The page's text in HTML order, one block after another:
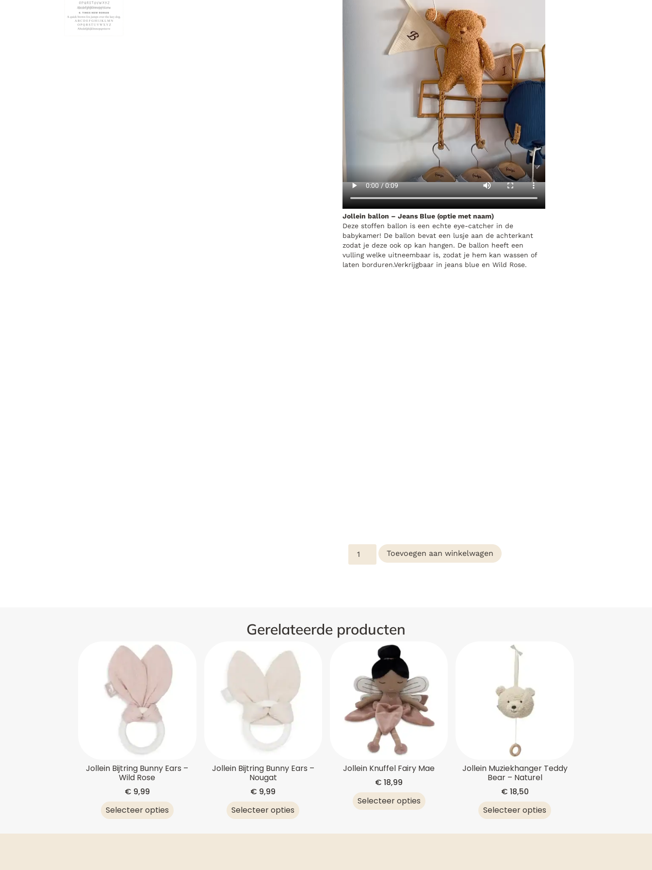
Jollein ballon – Jeans Blue (optie met naam)
Deze stoffen ballon is een echte eye-catcher in de
babykamer! De ballon bevat een lusje aan de achterkant
zodat je deze ook op kan hangen. De ballon heeft een
vulling welke uitneembaar is, zodat je hem kan wassen of
laten borduren.Verkrijgbaar in jeans blue en Wild Rose.
Toevoegen aan winkelwagen
Gerelateerde producten
Jollein Bijtring Bunny Ears –
Wild Rose
€ 9,99
Selecteer opties
Jollein Bijtring Bunny Ears –
Nougat
€ 9,99
Selecteer opties
Jollein Knuffel Fairy Mae
€ 18,99
Selecteer opties
Jollein Muziekhanger Teddy
Bear – Naturel
€ 18,50
Selecteer opties